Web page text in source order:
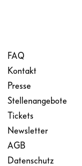
FAQ
Kontakt
Presse
Stellenangebote
Tickets
Newsletter
AGB
Datenschutz